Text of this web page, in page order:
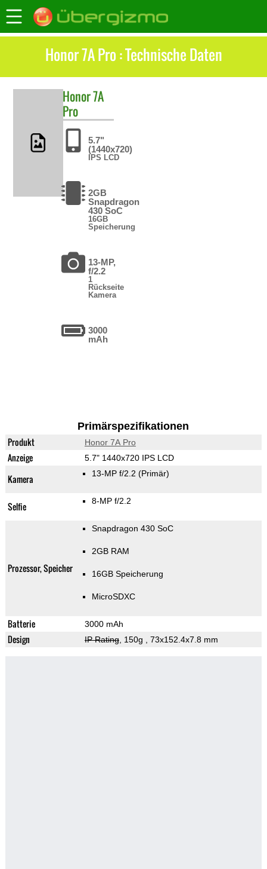
Honor 7A Pro : Technische Daten
Honor7A
Pro
5.7"
(1440x720)
IPS LCD
2GB
Snapdragon
430 SoC
16GB
Speicherung
13-MP,
f/2.2
1
Rückseite
Kamera
3000
mAh
Primärspezifikationen
Produkt Honor 7A Pro
Anzeige 5.7" 1440x720 IPS LCD
Kamera 13-MP f/2.2 (Primär)
Selfie 8-MP f/2.2
Prozessor, Speicher
Snapdragon 430 SoC
2GB RAM
16GB Speicherung
MicroSDXC
Batterie 3000 mAh
Design IP Rating, 150g , 73x152.4x7.8 mm